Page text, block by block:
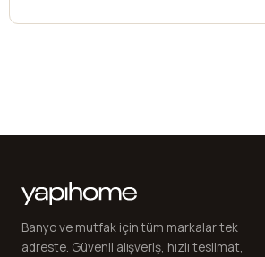
Banyo ve mutfak için tüm markalar tek
adreste. Güvenli alışveriş, hızlı teslimat,